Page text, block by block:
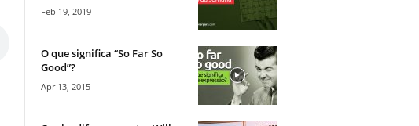
Feb 19, 2019
O que significa “So Far So
Good”?
Apr 13, 2015